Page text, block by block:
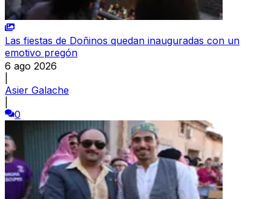
Las fiestas de Doñinos quedan inauguradas con un
emotivo pregón
6 ago 2026
Asier Galache
0